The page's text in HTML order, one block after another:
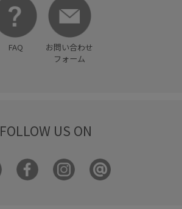
FAQ
お問い合わせ
フォーム
FOLLOW US ON